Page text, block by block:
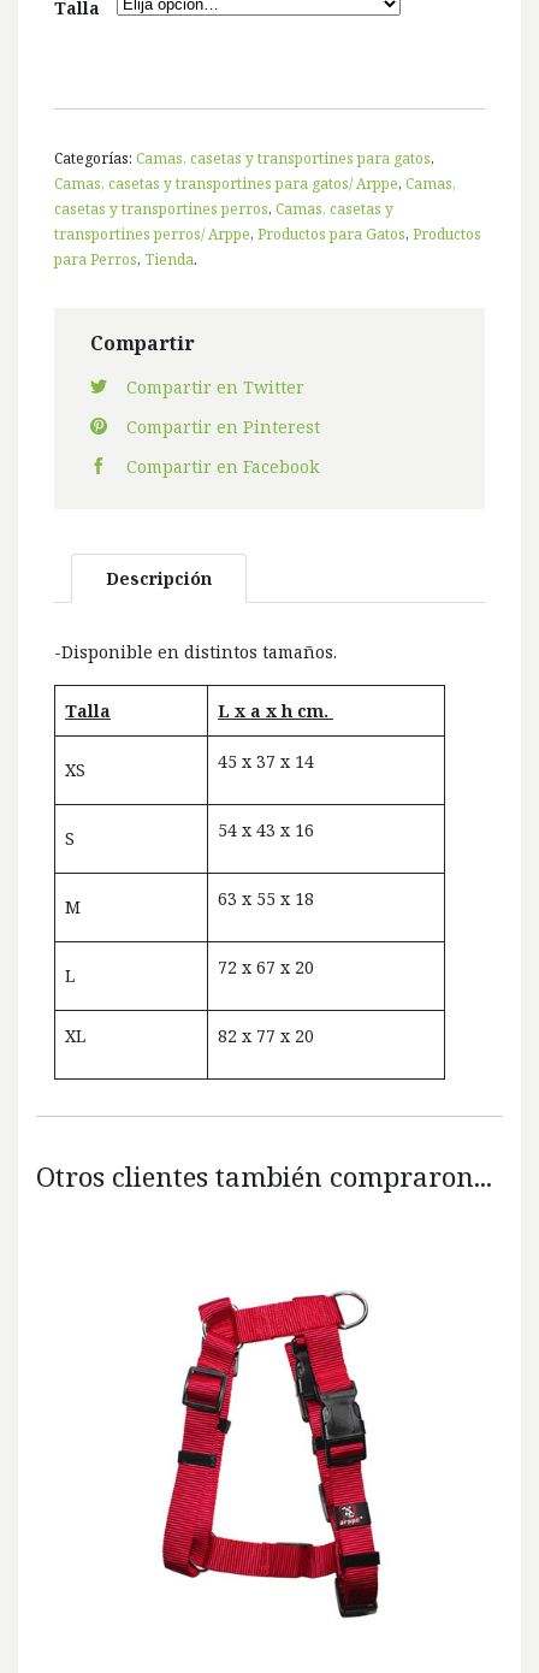
Talla
Categorías: Camas, casetas y transportines para gatos,
Camas, casetas y transportines para gatos/ Arppe, Camas,
casetas y transportines perros, Camas, casetas y
transportines perros/ Arppe, Productos para Gatos, Productos
para Perros, Tienda.
Compartir
Compartir en Twitter
Compartir en Pinterest
Compartir en Facebook
Descripción
-Disponible en distintos tamaños.
Talla L x a x h cm.
XS 45 x 37 x 14
S 54 x 43 x 16
M 63 x 55 x 18
L 72 x 67 x 20
XL 82 x 77 x 20
Otros clientes también compraron...